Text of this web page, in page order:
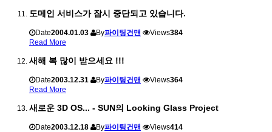
도메인 서비스가 잠시 중단되고 있습니다.
Date2004.01.03 By파이팅건맨 Views384
Read More
새해 복 많이 받으세요 !!!
Date2003.12.31 By파이팅건맨 Views364
Read More
새로운 3D OS... - SUN의 Looking Glass Project
Date2003.12.18 By파이팅건맨 Views414